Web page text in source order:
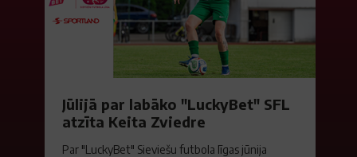
Jūlijā par labāko "LuckyBet" SFL
atzīta Keita Zviedre
Par "LuckyBet" Sieviešu futbola līgas jūnija